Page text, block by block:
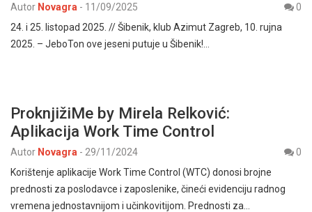
Autor Novagra - 11/09/2025
0
24. i 25. listopad 2025. // Šibenik, klub Azimut Zagreb, 10. rujna
2025. – JeboTon ove jeseni putuje u Šibenik!…
ProknjižiMe by Mirela Relković:
Aplikacija Work Time Control
Autor Novagra - 29/11/2024
0
Korištenje aplikacije Work Time Control (WTC) donosi brojne
prednosti za poslodavce i zaposlenike, čineći evidenciju radnog
vremena jednostavnijom i učinkovitijom. Prednosti za…